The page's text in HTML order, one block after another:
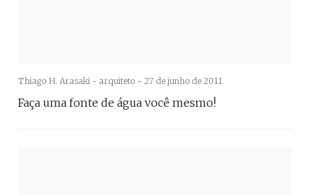
Thiago H. Arasaki - arquiteto - 27 de junho de 2011
Faça uma fonte de água você mesmo!